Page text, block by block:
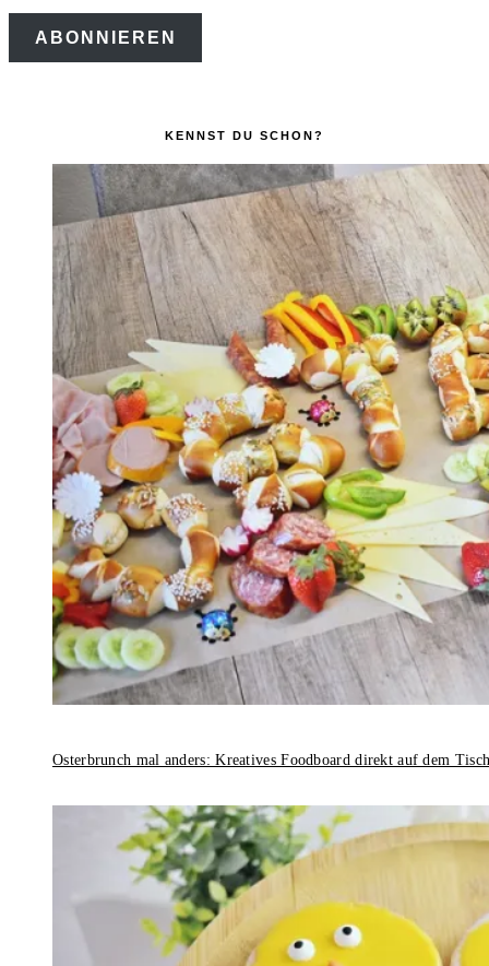
Mail-
Adresse
ABONNIEREN
KENNST DU SCHON?
Osterbrunch mal anders: Kreatives Foodboard direkt auf dem